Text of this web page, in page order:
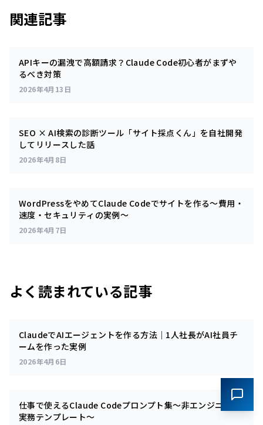
関連記事
APIキーの漏洩で高額請求？Claude Code初心者がまずや
るべき対策
2026年4月13日
SEO × AI検索の診断ツール「サイト採点くん」を自社開発
してリリースした話
2026年4月8日
WordPressをやめてClaude Codeでサイトを作る～費用・
速度・セキュリティの実例～
2026年4月7日
よく読まれている記事
ClaudeでAIエージェントを作る方法｜1人社長がAI社員チ
ームを作った実例
2026年4月6日
仕事で使えるClaude Codeプロンプト集～非エンジニアの
実務テンプレート～